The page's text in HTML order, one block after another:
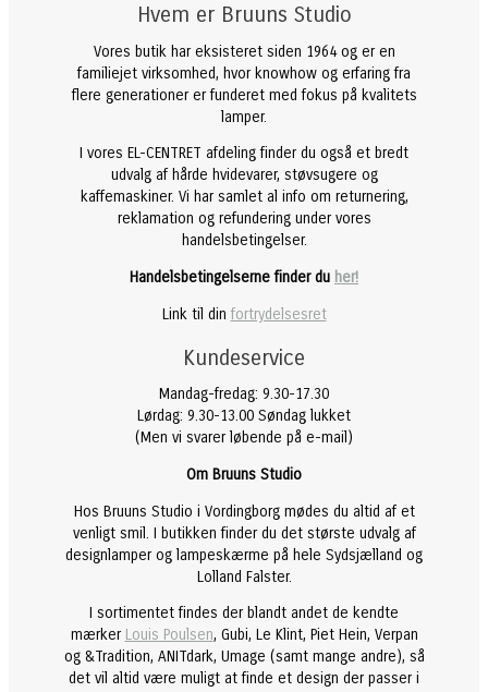
Hvem er Bruuns Studio
Vores butik har eksisteret siden 1964 og er en
familiejet virksomhed, hvor knowhow og erfaring fra
flere generationer er funderet med fokus på kvalitets
lamper.
I vores EL-CENTRET afdeling finder du også et bredt
udvalg af hårde hvidevarer, støvsugere og
kaffemaskiner. Vi har samlet al info om returnering,
reklamation og refundering under vores
handelsbetingelser.
Handelsbetingelserne finder du her!
Link til din fortrydelsesret
Kundeservice
Mandag-fredag: 9.30-17.30
Lørdag: 9.30-13.00 Søndag lukket
(Men vi svarer løbende på e-mail)
Om Bruuns Studio
Hos Bruuns Studio i Vordingborg mødes du altid af et
venligt smil. I butikken finder du det største udvalg af
designlamper og lampeskærme på hele Sydsjælland og
Lolland Falster.
I sortimentet findes der blandt andet de kendte
mærker Louis Poulsen, Gubi, Le Klint, Piet Hein, Verpan
og &Tradition, ANITdark, Umage (samt mange andre), så
det vil altid være muligt at finde et design der passer i